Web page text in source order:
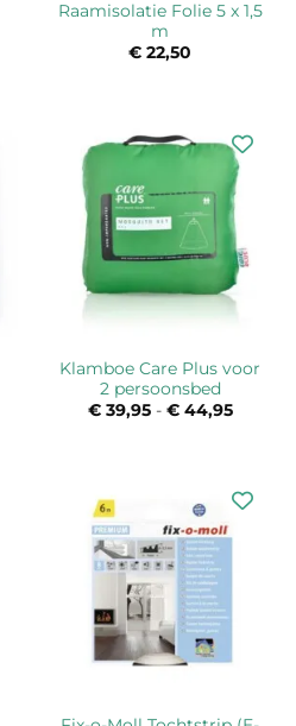
Raamisolatie Folie 5 x 1,5
m
€ 22,50
Klamboe Care Plus voor
2 persoonsbed
€39,95 - €44,95